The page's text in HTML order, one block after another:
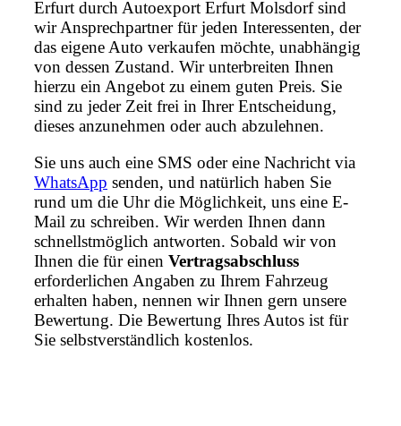
Erfurt durch Autoexport Erfurt Molsdorf sind
wir Ansprechpartner für jeden Interessenten, der
das eigene Auto verkaufen möchte, unabhängig
von dessen Zustand. Wir unterbreiten Ihnen
hierzu ein Angebot zu einem guten Preis. Sie
sind zu jeder Zeit frei in Ihrer Entscheidung,
dieses anzunehmen oder auch abzulehnen.
Sie uns auch eine SMS oder eine Nachricht via
WhatsApp senden, und natürlich haben Sie
rund um die Uhr die Möglichkeit, uns eine E-
Mail zu schreiben. Wir werden Ihnen dann
schnellstmöglich antworten. Sobald wir von
Ihnen die für einen Vertragsabschluss
erforderlichen Angaben zu Ihrem Fahrzeug
erhalten haben, nennen wir Ihnen gern unsere
Bewertung. Die Bewertung Ihres Autos ist für
Sie selbstverständlich kostenlos.